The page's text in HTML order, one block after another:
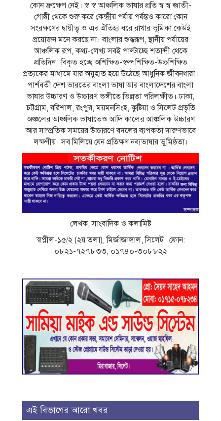
কোন ভ্রুক্ষেপ নেই। স্ব স্ব আঞ্চলিক ভাষার প্রতি স্ব স্ব জাতী-
গোষ্ঠী থেকে শুরু করে কেন্দ্রীয় পর্যায় পর্যন্তও কারো কোন
সংরক্ষণের দ্বায়ীত্ব ও এর ঐতিহ্য ধরে রাখার ভূমিকা কেউই
প্রয়োজন মনে করছে না। বাংলার শুদ্ধরূপ, স্থানীয় পর্যায়ের
আঞ্চলিক রূপ, কথ্য-লেখ্য সবই পাল্টাচ্ছে শতাব্দী থেকে
প্রতিদিন। বিকৃত হচ্ছে অশিক্ষিত-স্বল্পশিক্ষিত-উচ্চশিক্ষিত
প্রত্যকের মাধ্যমে যার অযুহাত হয়ে উঠেছে আধুনিক জীবনধারা।
পার্শবর্তী দেশ ভারতের বাংলা ভাষা আর বাংলাদেশের বাংলা
ভাষার উচ্চারণ ও উচ্চারণ ভঙ্গীতে ভিন্নতা পরিলক্ষীত। ঢাকা,
চট্টগ্রাম, বরিশাল, রংপুর, ময়মনসিংহ, কুষ্টিয়া ও সিলেট প্রভৃতি
অঞ্চলের আঞ্চলিক ভাষাতেও আদি কালের আঞ্চলিক উচ্চারণ
আর সাম্প্রতিক সময়ের উচ্চারণে বদলের ব্যপকতা দারুণভাবে
লক্ষণীয়। সব মিলিয়ে যেন প্রতিক্ষণ নব্যভাষার ভুমিষ্ঠতা।
লেখক, সাংবাদিক ও কলামিষ্ট
স্বপ্নীল-১৫/২ (২য় তলা), মির্জাজাঙ্গাল, সিলেট। ফোন:
০৮২১-৭২৭৮৩৩, ০১৭৪০-৩০৮৮২২
এই বিভাগের আরো খবর